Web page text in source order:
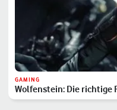
GAMING
Wolfenstein: Die richtige